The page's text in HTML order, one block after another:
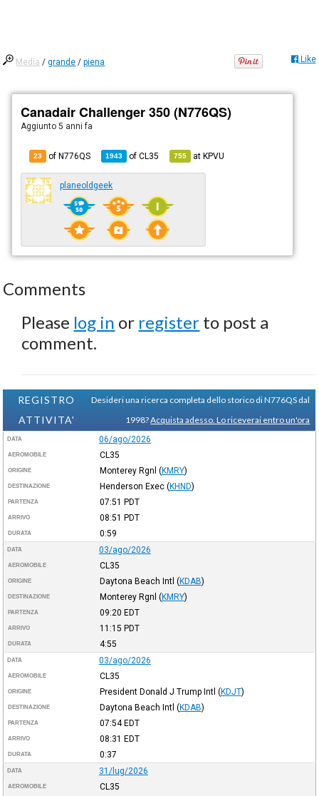
Media /grande /piena Like
Canadair Challenger 350 (N776QS)
Aggiunto5 anni fa
23 of N776QS 1943 ofCL35 755 atKPVU
planeoldgeek
Comments
Please log in or register to post a
comment.
REGISTRO
ATTIVITA'
Desideri una ricerca completa dello storico di N776QS dal
1998?Acquista adesso. Lo riceverai entro un'ora
DATA 06/ago/2026
AEROMOBILE CL35
ORIGINE Monterey Rgnl (KMRY)
DESTINAZIONE Henderson Exec (KHND)
PARTENZA 07:51 PDT
ARRIVO 08:51 PDT
DURATA 0:59
DATA 03/ago/2026
AEROMOBILE CL35
ORIGINE Daytona Beach Intl (KDAB)
DESTINAZIONE Monterey Rgnl (KMRY)
PARTENZA 09:20 EDT
ARRIVO 11:15 PDT
DURATA 4:55
DATA 03/ago/2026
AEROMOBILE CL35
ORIGINE President Donald J Trump Intl (KDJT)
DESTINAZIONE Daytona Beach Intl (KDAB)
PARTENZA 07:54EDT
ARRIVO 08:31 EDT
DURATA 0:37
DATA 31/lug/2026
AEROMOBILE CL35